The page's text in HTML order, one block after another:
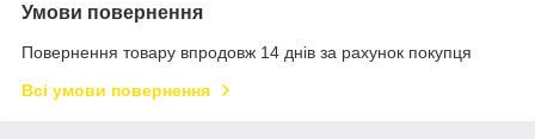
Умови повернення
Повернення товару впродовж 14 днів за рахунок покупця
Всі умови повернення